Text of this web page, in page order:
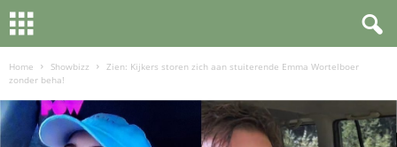
Home Showbizz
Zien: Kijkers storen zich aan stuiterende Emma Wortelboer
zonder beha!